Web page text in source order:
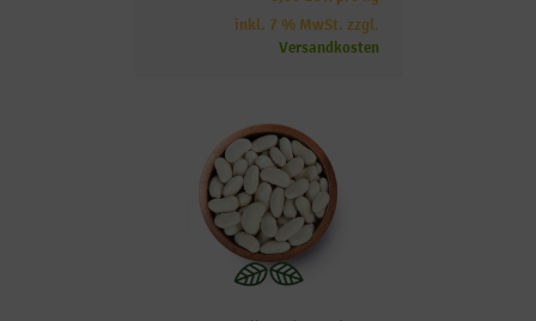
inkl. 7 % MwSt. zzgl.
Versandkosten